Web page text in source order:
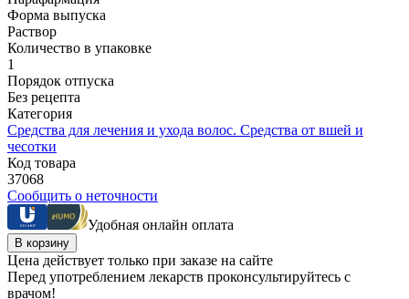
Форма выпуска
Раствор
Количество в упаковке
1
Порядок отпуска
Без рецепта
Категория
Средства для лечения и ухода волос. Средства от вшей и
чесотки
Код товара
37068
Сообщить о неточности
Удобная онлайн оплата
В корзину
Цена действует только при заказе на сайте
Перед употреблением лекарств проконсультируйтесь с
врачом!